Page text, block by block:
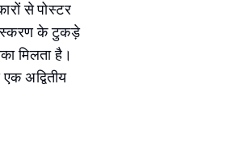
से पोस्टर
के टुकड़े
मिलता है।
अद्वितीय